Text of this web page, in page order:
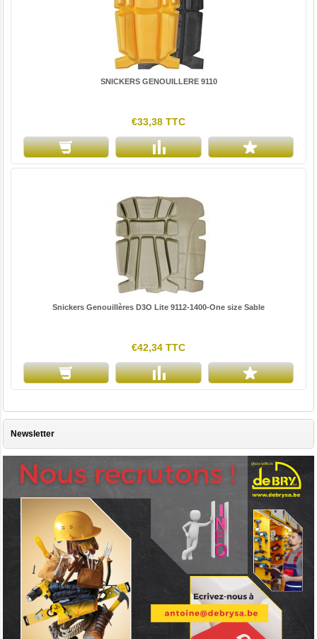
SNICKERS GENOUILLERE 9110
€33,38 TTC
Snickers Genouillères D3O Lite 9112-1400-One size Sable
€42,34 TTC
Newsletter